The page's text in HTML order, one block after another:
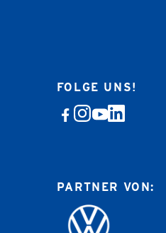
FOLGE UNS!
PARTNER VON: